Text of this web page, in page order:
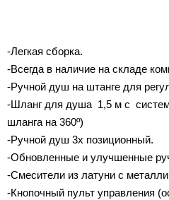
-Легкая сборка.
-Всегда в наличие на складе
-Ручной душ на штанге для
-Шланг для душа 1,5 м с
шланга на 360º)
-Ручной душ 3х позиционный.
-Обновленные и улучшенные
-Смесители из латуни с
-Кнопочный пульт управления